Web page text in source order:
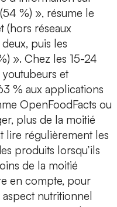
%) », résume le
(hors réseaux
puis les
». Chez les 15-24
et
% aux applications
OpenFoodFacts ou
plus de la moitié
lire régulièrement les
produits lorsqu’ils
de la moitié
en compte, pour
nutritionnel